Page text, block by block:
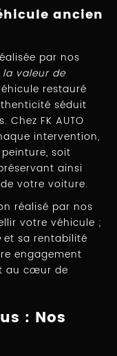
ancien
par nos
valeur de
restauré
séduit
FK AUTO
intervention,
soit
ainsi
votre voiture.
réalisé par nos
votre véhicule ;
et sa rentabilité
engagement
au cœur de
: Nos